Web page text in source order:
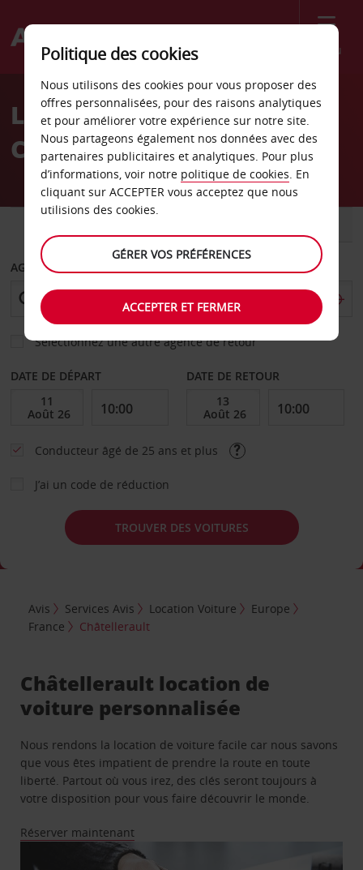
Menu
Welcome
AvisLocation de voiture
Châtellerault
AGENCE DE DÉPART
Sélectionnez une autre agence de retour
DATE DE DÉPART DATE DE RETOUR
Conducteur âgé de 25 ans et plus
J’ai un code de réduction
TROUVER DES VOITURES
Avis Services Avis Location Voiture
Europe
France
Châtellerault
Châtellerault location de
voiture personnalisée
Nous rendons la location de voiture facile car nous savons
que vous êtes impatient de prendre la route en toute
liberté. Partout où vous irez, des clés seront toujours à
votre disposition pour vous faire découvrir le monde.
Réserver maintenant
Politique des cookies
Nous utilisons des cookies pour vous proposer des
offres personnalisées, pour des raisons analytiques
et pour améliorer votre expérience sur notre site.
Nous partageons également nos données avec des
partenaires publicitaires et analytiques. Pour plus
d’informations, voir notre politique de cookies. En
cliquant sur ACCEPTER vous acceptez que nous
utilisions des cookies.
GÉRER VOS PRÉFÉRENCES
ACCEPTER ET FERMER